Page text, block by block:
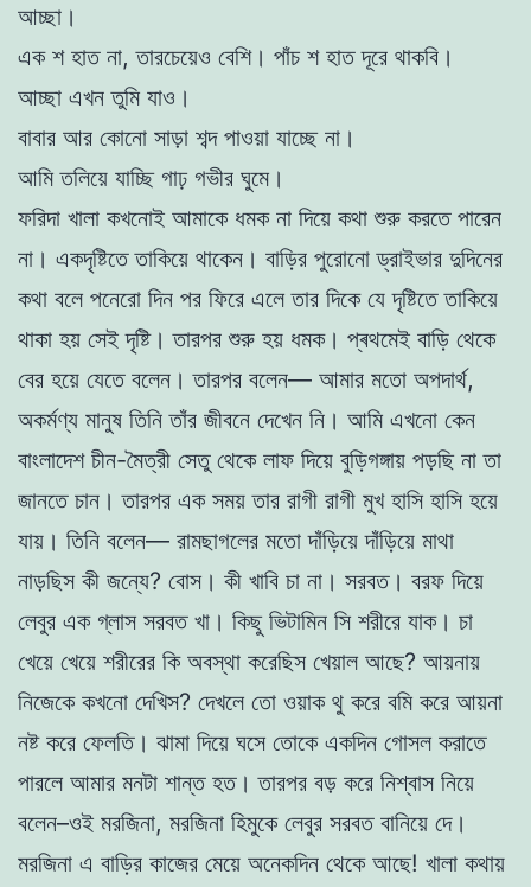
আচ্ছা।
এক শ হাত না, তারচেয়েও বেশি। পাঁচ শ হাত দূরে থাকবি।
আচ্ছা এখন তুমি যাও।
বাবার আর কোনো সাড়া শব্দ পাওয়া যাচ্ছে না।
আমি তলিয়ে যাচ্ছি গাঢ় গভীর ঘুমে।
ফরিদা খালা কখনোই আমাকে ধমক না দিয়ে কথা শুরু করতে পারেন
না। একদৃষ্টিতে তাকিয়ে থাকেন। বাড়ির পুরোনো ড্রাইভার দুদিনের
কথা বলে পনেরো দিন পর ফিরে এলে তার দিকে যে দৃষ্টিতে তাকিয়ে
থাকা হয় সেই দৃষ্টি। তারপর শুরু হয় ধমক। প্ৰথমেই বাড়ি থেকে
বের হয়ে যেতে বলেন। তারপর বলেন— আমার মতো অপদাৰ্থ,
অকর্মণ্য মানুষ তিনি তাঁর জীবনে দেখেন নি। আমি এখনো কেন
বাংলাদেশ চীন-মৈত্রী সেতু থেকে লাফ দিয়ে বুড়িগঙ্গায় পড়ছি না তা
জানতে চান। তারপর এক সময় তার রাগী রাগী মুখ হাসি হাসি হয়ে
যায়। তিনি বলেন— রামছাগলের মতো দাঁড়িয়ে দাঁড়িয়ে মাথা
নাড়ছিস কী জন্যে? বোস। কী খাবি চা না। সরবত। বরফ দিয়ে
লেবুর এক গ্লাস সরবত খা। কিছু ভিটামিন সি শরীরে যাক। চা
খেয়ে খেয়ে শরীরের কি অবস্থা করেছিস খেয়াল আছে? আয়নায়
নিজেকে কখনো দেখিস? দেখলে তো ওয়াক থু করে বমি করে আয়না
নষ্ট করে ফেলতি। ঝামা দিয়ে ঘসে তোকে একদিন গোসল করাতে
পারলে আমার মনটা শান্ত হত। তারপর বড় করে নিশ্বাস নিয়ে
বলেন–ওই মরজিনা, মরজিনা হিমুকে লেবুর সরবত বানিয়ে দে।
মরজিনা এ বাড়ির কাজের মেয়ে অনেকদিন থেকে আছে! খালা কথায়